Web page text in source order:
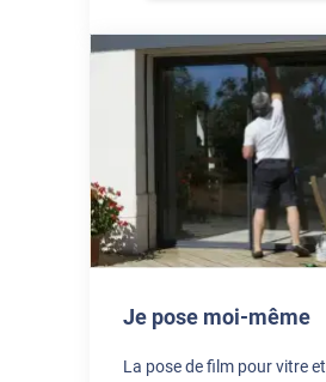
Je pose moi-même
La pose de film pour vitre et